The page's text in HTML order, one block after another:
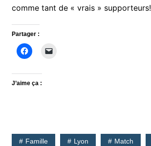
comme tant de « vrais » supporteurs!
Partager :
J’aime ça :
Famille Lyon Match